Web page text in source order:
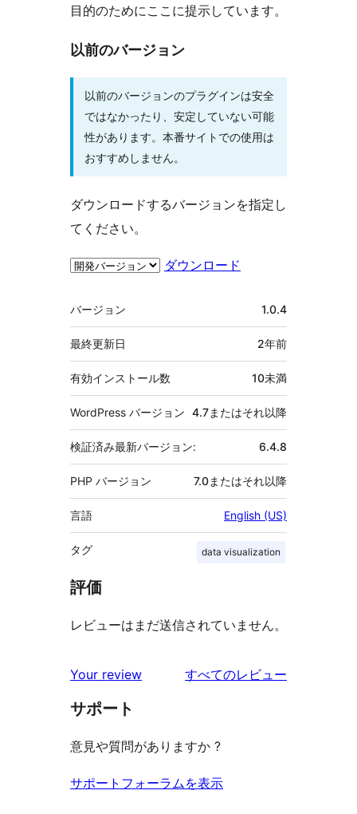
目的のためにここに提示しています。
以前のバージョン
以前のバージョンのプラグインは安全
ではなかったり、安定していない可能
性があります。本番サイトでの使用は
おすすめしません。
ダウンロードするバージョンを指定し
てください。
ダウンロード
メ
タ
バージョン 1.0.4
最終更新日 2年前
有効インストール数 10未満
WordPress バージョン 4.7またはそれ以降
検証済み最新バージョン: 6.4.8
PHP バージョン 7.0またはそれ以降
言語 English (US)
タグ data visualization
評価
レビューはまだ送信されていません。
Your review すべてのレビュー
サポート
意見や質問がありますか ?
サポートフォーラムを表示